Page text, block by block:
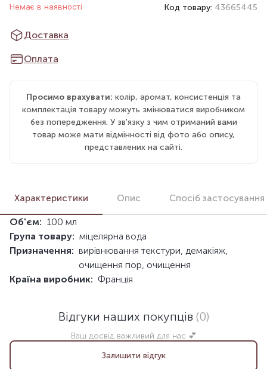
Немає в наявності Код товару: 43665445
Доставка
Оплата
Просимо врахувати: колір, аромат, консистенція та
комплектація товару можуть змінюватися виробником
без попередження. У зв'язку з чим отриманий вами
товар може мати відмінності від фото або опису,
представлених на сайті.
Характеристики Опис Спосіб застосування
Об'єм: 100 мл
Група товару: міцелярна вода
Призначення: вирівнювання текстури, демакіяж,
очищення пор, очищення
Країна виробник: Франція
Відгуки наших покупців (0)
Ваш досвід важливий для нас 💕
Залишити відгук